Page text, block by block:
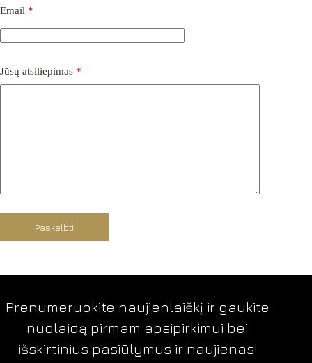
Email *
Jūsų atsiliepimas *
Paskelbti
Prenumeruokite naujienlaiškį ir gaukite
nuolaidą pirmam apsipirkimui bei
išskirtinius pasiūlymus ir naujienas!